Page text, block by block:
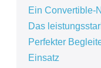
Ein Convertible-
Das
Perfekter
Einsatz